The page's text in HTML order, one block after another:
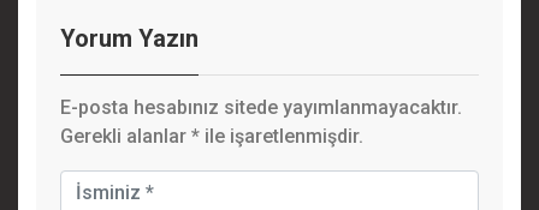
Yorum Yazın
E-posta hesabınız sitede yayımlanmayacaktır.
Gerekli alanlar * ile işaretlenmişdir.